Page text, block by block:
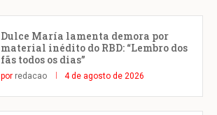
Dulce María lamenta demora por
material inédito do RBD: “Lembro dos
fãs todos os dias”
por redacao 4 de agosto de 2026